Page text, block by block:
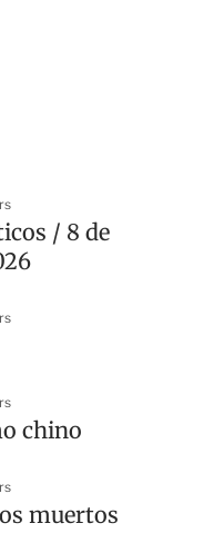
/ 8 de
chino
muertos